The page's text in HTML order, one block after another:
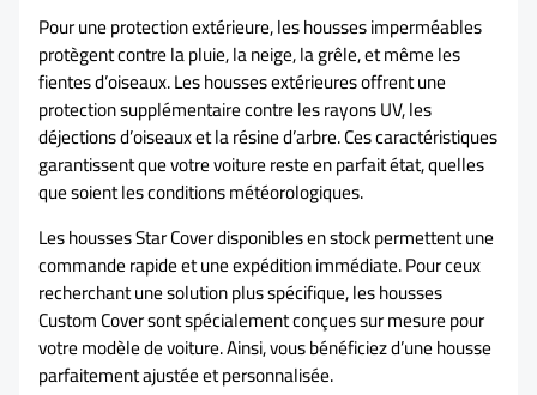
Pour une protection extérieure, les housses imperméables
protègent contre la pluie, la neige, la grêle, et même les
fientes d’oiseaux. Les housses extérieures offrent une
protection supplémentaire contre les rayons UV, les
déjections d’oiseaux et la résine d’arbre. Ces caractéristiques
garantissent que votre voiture reste en parfait état, quelles
que soient les conditions météorologiques.
Les housses Star Cover disponibles en stock permettent une
commande rapide et une expédition immédiate. Pour ceux
recherchant une solution plus spécifique, les housses
Custom Cover sont spécialement conçues sur mesure pour
votre modèle de voiture. Ainsi, vous bénéficiez d’une housse
parfaitement ajustée et personnalisée.